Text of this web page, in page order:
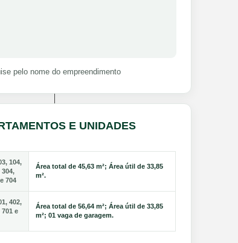
pelo nome do empreendimento
E UNIDADES
104,
304,
704
Área total de 45,63 m²; Área útil de 33,85
m².
402,
701 e
Área total de 56,64 m²; Área útil de 33,85
m²; 01 vaga de garagem.